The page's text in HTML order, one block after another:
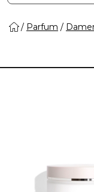
Parfum